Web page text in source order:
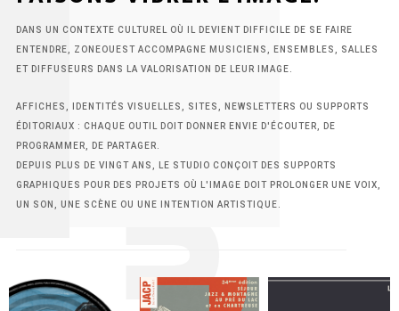
DANS UN CONTEXTE CULTUREL OÙ IL DEVIENT DIFFICILE DE SE FAIRE
ENTENDRE, ZONEOUEST ACCOMPAGNE MUSICIENS, ENSEMBLES, SALLES
ET DIFFUSEURS DANS LA VALORISATION DE LEUR IMAGE.
AFFICHES, IDENTITÉS VISUELLES, SITES, NEWSLETTERS OU SUPPORTS
ÉDITORIAUX : CHAQUE OUTIL DOIT DONNER ENVIE D'ÉCOUTER, DE
PROGRAMMER, DE PARTAGER.
DEPUIS PLUS DE VINGT ANS, LE STUDIO CONÇOIT DES SUPPORTS
GRAPHIQUES POUR DES PROJETS OÙ L'IMAGE DOIT PROLONGER UNE VOIX,
UN SON, UNE SCÈNE OU UNE INTENTION ARTISTIQUE.